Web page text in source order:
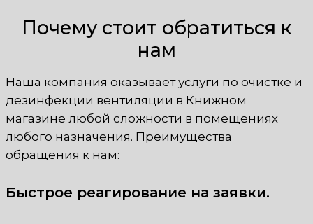
Почему стоит обратиться к
нам
Наша компания оказывает услуги по очистке и
дезинфекции вентиляции в Книжном
магазине любой сложности в помещениях
любого назначения. Преимущества
обращения к нам:
Быстрое реагирование на заявки.